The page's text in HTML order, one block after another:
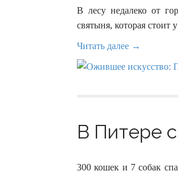
В лесу недалеко от
святыня, которая
Читать далее →
В Питере
300 кошек и 7 собак